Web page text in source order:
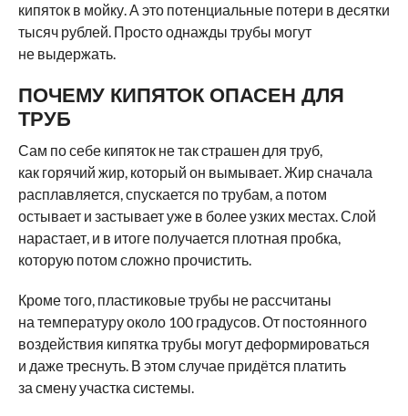
кипяток в мойку. А это потенциальные потери в десятки
тысяч рублей. Просто однажды трубы могут
не выдержать.
ПОЧЕМУ КИПЯТОК ОПАСЕН ДЛЯ
ТРУБ
Сам по себе кипяток не так страшен для труб,
как горячий жир, который он вымывает. Жир сначала
расплавляется, спускается по трубам, а потом
остывает и застывает уже в более узких местах. Слой
нарастает, и в итоге получается плотная пробка,
которую потом сложно прочистить.
Кроме того, пластиковые трубы не рассчитаны
на температуру около 100 градусов. От постоянного
воздействия кипятка трубы могут деформироваться
и даже треснуть. В этом случае придётся платить
за смену участка системы.